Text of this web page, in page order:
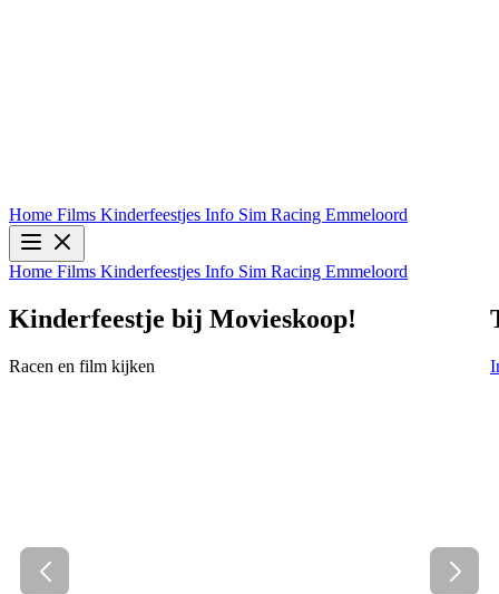
Home Films Kinderfeestjes Info Sim Racing Emmeloord
Home Films Kinderfeestjes Info Sim Racing Emmeloord
Toy Story 5 (2D NL)
Info & Tickets